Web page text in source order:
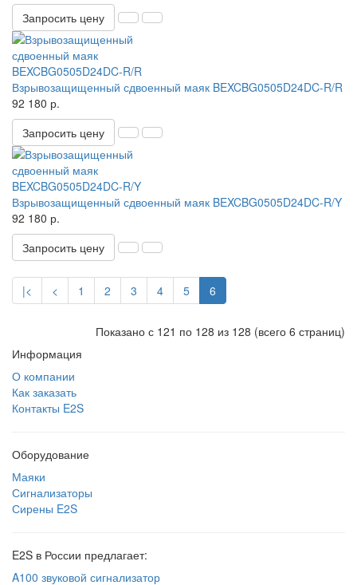
Запросить цену
Взрывозащищенный сдвоенный маяк BEXCBG0505D24DC-R/R
92 180 р.
Запросить цену
Взрывозащищенный сдвоенный маяк BEXCBG0505D24DC-R/Y
92 180 р.
Запросить цену
|< < 1 2 3 4 5 6
Показано с 121 по 128 из 128 (всего 6 страниц)
Информация
О компании
Как заказать
Контакты E2S
Оборудование
Маяки
Сигнализаторы
Сирены E2S
E2S в России предлагает:
A100 звуковой сигнализатор